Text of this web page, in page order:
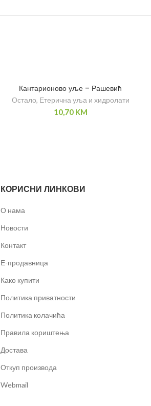
Кантарионово уље – Рашевић
Остало, Етерична уља и хидролати
10,70 KM
КОРИСНИ ЛИНКОВИ
О нама
Новости
Контакт
Е-продавница
Како купити
Политика приватности
Политика колачића
Правила кориштења
Достава
Откуп производа
Webmail